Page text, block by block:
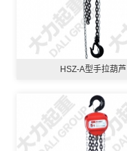
HSZ-A型手拉葫芦